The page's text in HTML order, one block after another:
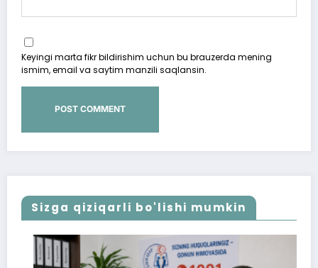
Keyingi marta fikr bildirishim uchun bu brauzerda mening
ismim, email va saytim manzili saqlansin.
Sizga qiziqarli bo'lishi mumkin